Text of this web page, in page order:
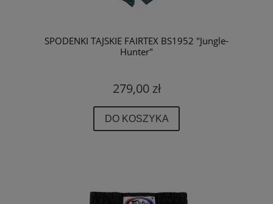
SPODENKI TAJSKIE FAIRTEX BS1952 "Jungle-
Hunter"
279,00 zł
DO KOSZYKA